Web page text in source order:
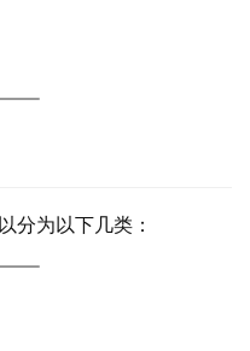
分为以下几类：